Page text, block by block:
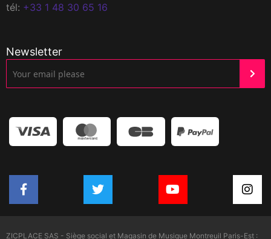
tél: +33 1 48 30 65 16
Newsletter
ZICPLACE SAS - Siège social et Magasin de Musique Montreuil Paris-Est :